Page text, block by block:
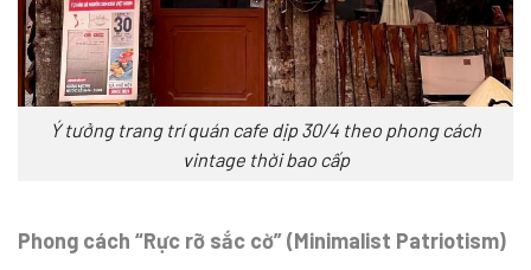
Ý tưởng trang trí quán cafe dịp 30/4 theo phong cách
vintage thời bao cấp
Phong cách “Rực rỡ sắc cờ” (Minimalist Patriotism)